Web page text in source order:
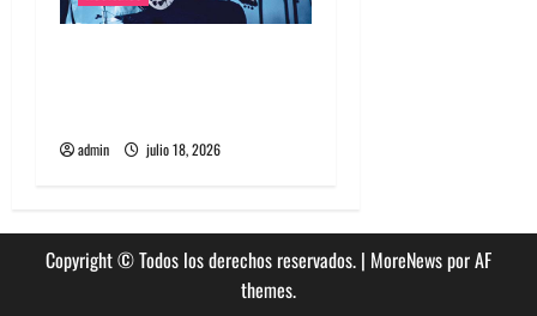
admin julio 18, 2026
Copyright © Todos los derechos reservados. | MoreNewspor AF
themes.